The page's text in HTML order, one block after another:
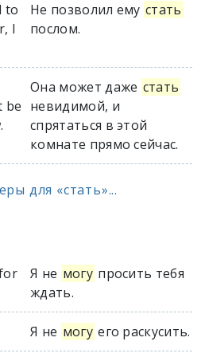
to
I
Не позволил ему стать
послом.
be
Она может даже стать
невидимой, и
спрятаться в этой
комнате прямо сейчас.
для «стать»...
Я не могу просить тебя
ждать.
Я не могу его раскусить.